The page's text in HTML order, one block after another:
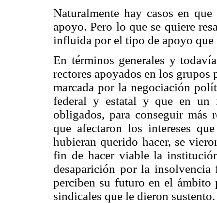
Naturalmente hay casos en
apoyo. Pero lo que se quiere
influida por el tipo de apoyo
En términos generales y
rectores apoyados en los
marcada por la negociación
federal y estatal y que en un
obligados, para conseguir más
que afectaron los intereses
hubieran querido hacer, se
fin de hacer viable la
desaparición por la insolvencia
perciben su futuro en el
sindicales que le dieron sustento.